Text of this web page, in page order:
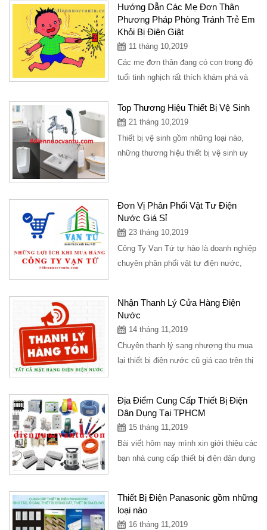
Hướng Dẫn Các Mẹ Đơn Thân
Phương Pháp Phòng Tránh Trẻ Em
Khỏi Bị Điện Giật
11 tháng 10,2019
Các mẹ đơn thân đang có con trong độ
tuổi tinh nghịch rất thích khám phá và
điện,...
Top Thương Hiệu Thiết Bị Vệ Sinh
21 tháng 10,2019
Thiết bị vệ sinh gồm những loại nào,
những thương hiệu thiết bị vệ sinh uy
Đơn Vị Phân Phối Vật Tư Điện
Nước Giá Sỉ
23 tháng 10,2019
Công Ty Vạn Tứ tự hào là doanh nghiệp
chuyên phân phối vật tư điện nước,
Nhận Thanh Lý Cửa Hàng Điện
Nước
14 tháng 11,2019
Chuyên thanh lý sang nhượng thu mua
lại thiết bị điện nước cũ giá cao trên thị
Địa Điểm Cung Cấp Thiết Bị Điện
Dân Dụng Tại TPHCM
15 tháng 11,2019
Bài viết hôm nay mình xin giới thiệu các
bạn nhà cung cấp thiết bị điện dân dụng
Thiết Bị Điện Panasonic gồm những
loại nào
16 tháng 11,2019